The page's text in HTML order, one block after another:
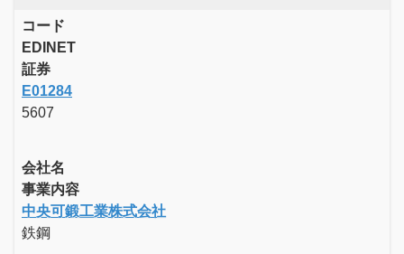
コード
EDINET
証券
E01284
5607
会社名
事業内容
中央可鍛工業株式会社
鉄鋼